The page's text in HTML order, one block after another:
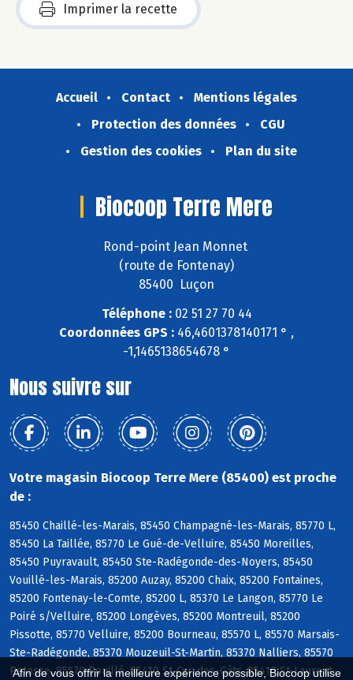
Afin de vous offrir la meilleure expérience possible, Biocoop utilise
Imprimer la recette
Accueil Contact
Mentions légales
Protection des données
CGU
Gestion des cookies
Plan du site
Biocoop Terre Mere
Rond-point Jean Monnet
(route de Fontenay)
85400 Luçon
Téléphone :02 51 27 70 44
Coordonnées GPS : 46,4601378140171 ° ,
-1,1465138654678 °
Nous suivre sur
Votre magasin Biocoop Terre Mere (85400) est proche
de :
85450 Chaillé-les-Marais, 85450 Champagné-les-Marais, 85770 L,
85450 La Taillée, 85770 Le Gué-de-Velluire, 85450 Moreilles,
85450 Puyravault, 85450 Ste-Radégonde-des-Noyers, 85450
Vouillé-les-Marais, 85200 Auzay, 85200 Chaix, 85200 Fontaines,
85200 Fontenay-le-Comte, 85200 L, 85370 Le Langon, 85770 Le
Poiré s/Velluire, 85200 Longèves, 85200 Montreuil, 85200
Pissotte, 85770 Velluire, 85200 Bourneau, 85570 L, 85570 Marsais-
Ste-Radégonde, 85370 Mouzeuil-St-Martin, 85370 Nalliers, 85570
Petosse, 85570 Pouillé, 85410 St-Cyr-des-Gâts, 85410 St-Laurent-